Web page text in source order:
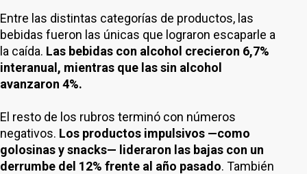
Entre las distintas categorías de productos, las
bebidas fueron las únicas que lograron escaparle a
la caída. Las bebidas con alcohol crecieron 6,7%
interanual, mientras que las sin alcohol
avanzaron 4%.
El resto de los rubros terminó con números
negativos. Los productos impulsivos —como
golosinas y snacks— lideraron las bajas con un
derrumbe del 12% frente al año pasado. También